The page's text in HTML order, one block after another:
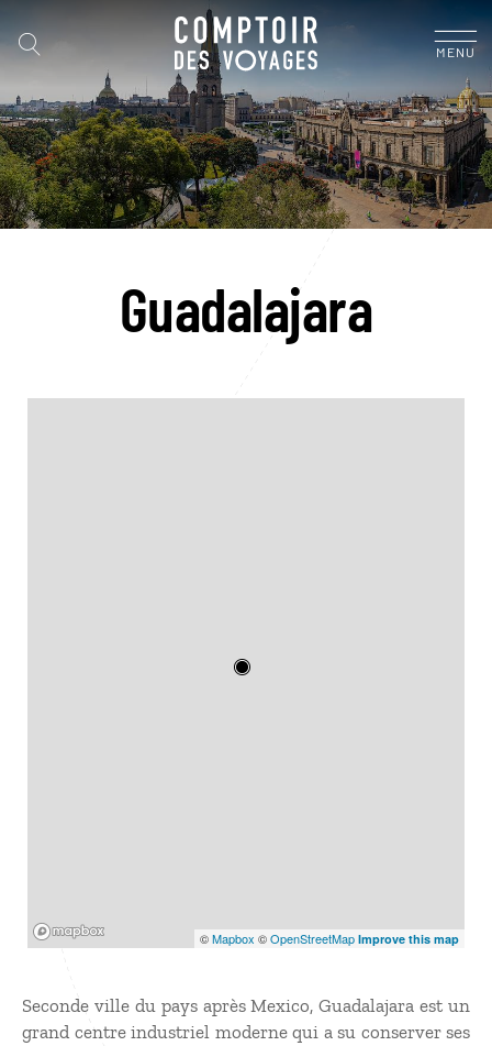
MENU
Guadalajara
©Mapbox ©OpenStreetMap Improve this map
Seconde ville du pays après Mexico, Guadalajara est un
grand centre industriel moderne qui a su conserver ses